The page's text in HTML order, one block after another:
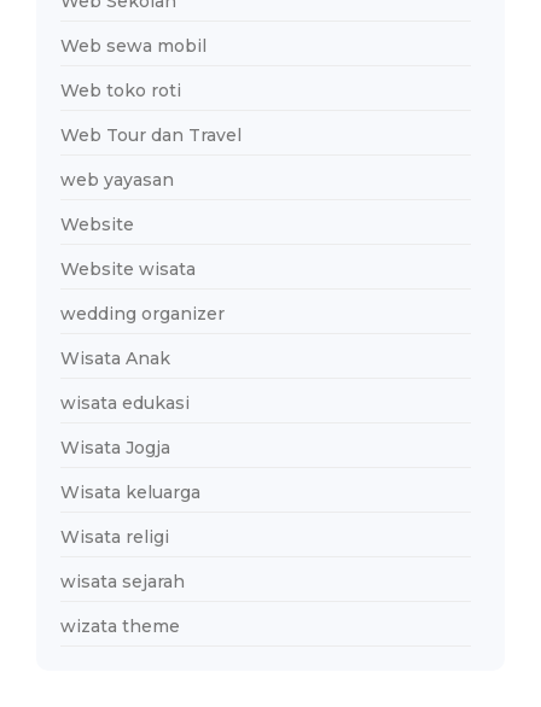
Web sewa mobil
Web toko roti
Web Tour dan Travel
web yayasan
Website
Website wisata
wedding organizer
Wisata Anak
wisata edukasi
Wisata Jogja
Wisata keluarga
Wisata religi
wisata sejarah
wizata theme